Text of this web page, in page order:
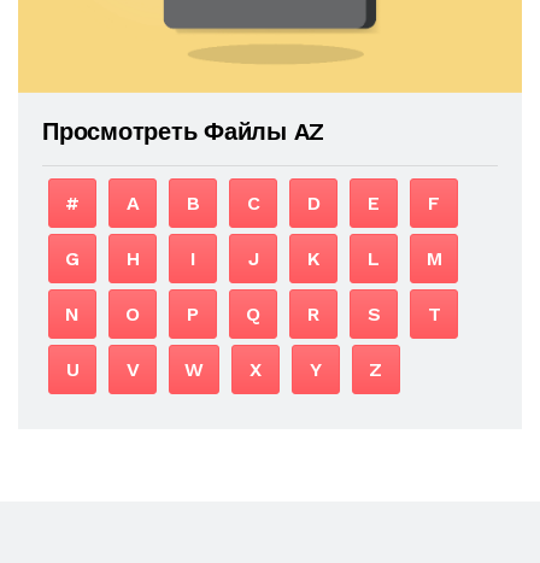
Просмотреть Файлы AZ
# A B C D E F
G H I J K L M
N O P Q R S T
U V W X Y Z